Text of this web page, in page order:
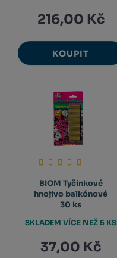
216,00 Kč
KOUPIT
BIOM Tyčinkové
hnojivo balkónové
30 ks
37,00 Kč
SKLADEM VÍCE NEŽ 5 KS